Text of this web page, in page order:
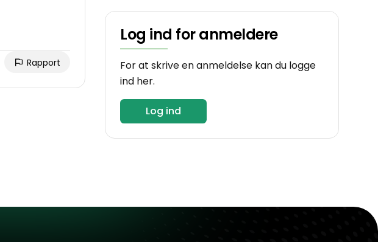
Rapport
Log ind for anmeldere
For at skrive en anmeldelse kan du logge
ind her.
Log ind